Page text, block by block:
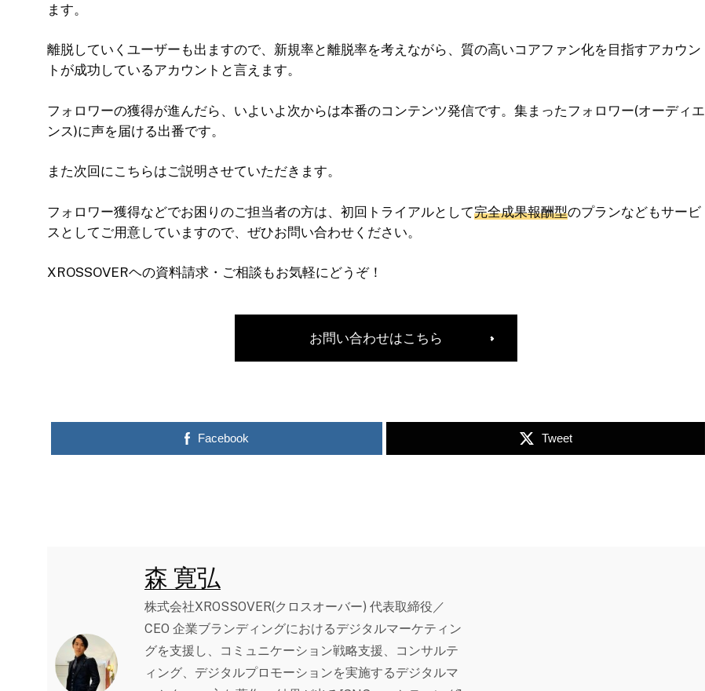
ます。
離脱していくユーザーも出ますので、新規率と離脱率を考えながら、質の高いコアファン化を目指すアカウン
トが成功しているアカウントと言えます。
フォロワーの獲得が進んだら、いよいよ次からは本番のコンテンツ発信です。集まったフォロワー(オーディエ
ンス)に声を届ける出番です。
また次回にこちらはご説明させていただきます。
フォロワー獲得などでお困りのご担当者の方は、初回トライアルとして完全成果報酬型のプランなどもサービ
スとしてご用意していますので、ぜひお問い合わせください。
XROSSOVERヘの資料請求・ご相談もお気軽にどうぞ！
お問い合わせはこちら
Facebook Tweet
森 寛弘
株式会社XROSSOVER(クロスオーバー) 代表取締役／
CEO 企業ブランディングにおけるデジタルマーケティン
グを支援し、コミュニケーション戦略支援、コンサルテ
ィング、デジタルプロモーションを実施するデジタルマ